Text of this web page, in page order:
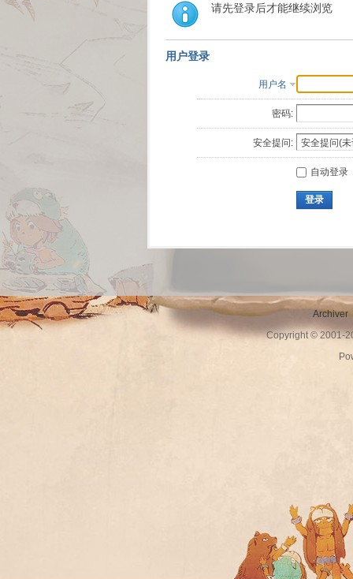
请先登录后才能继续浏览
用户登录
用户名
密码:
安全提问:
自动登录
登录
Archiver
Copyright © 2001-